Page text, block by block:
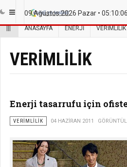
09 Ağustos 2026 Pazar • 05:10:07
ANASAYFA ENERJI VERIMLILIK
VERIMLILIK
Enerji tasarrufu için
VERIMLILIK 04 HAZIRAN 2011